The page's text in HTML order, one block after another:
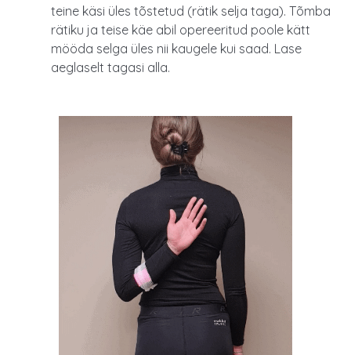
teine käsi üles tõstetud (rätik selja taga). Tõmba
rätiku ja teise käe abil opereeritud poole kätt
mööda selga üles nii kaugele kui saad. Lase
aeglaselt tagasi alla.